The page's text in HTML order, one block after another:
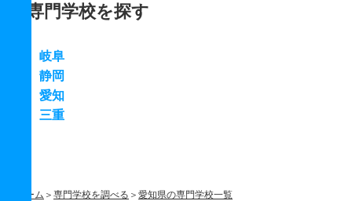
専門学校を探す
岐阜
静岡
愛知
三重
ホーム 専門学校を調べる
愛知県の専門学校一覧